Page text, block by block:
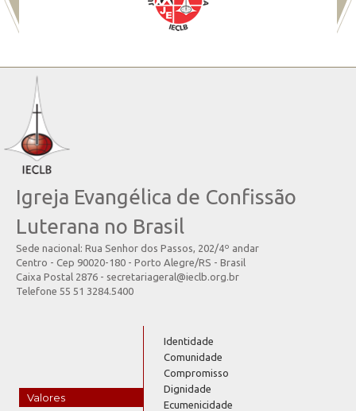
Igreja Evangélica de Confissão
Luterana no Brasil
Sede nacional: Rua Senhor dos Passos, 202/4º andar
Centro - Cep 90020-180 - Porto Alegre/RS - Brasil
Caixa Postal 2876 - secretariageral@ieclb.org.br
Telefone 55 51 3284.5400
Valores
Identidade
Comunidade
Compromisso
Dignidade
Ecumenicidade